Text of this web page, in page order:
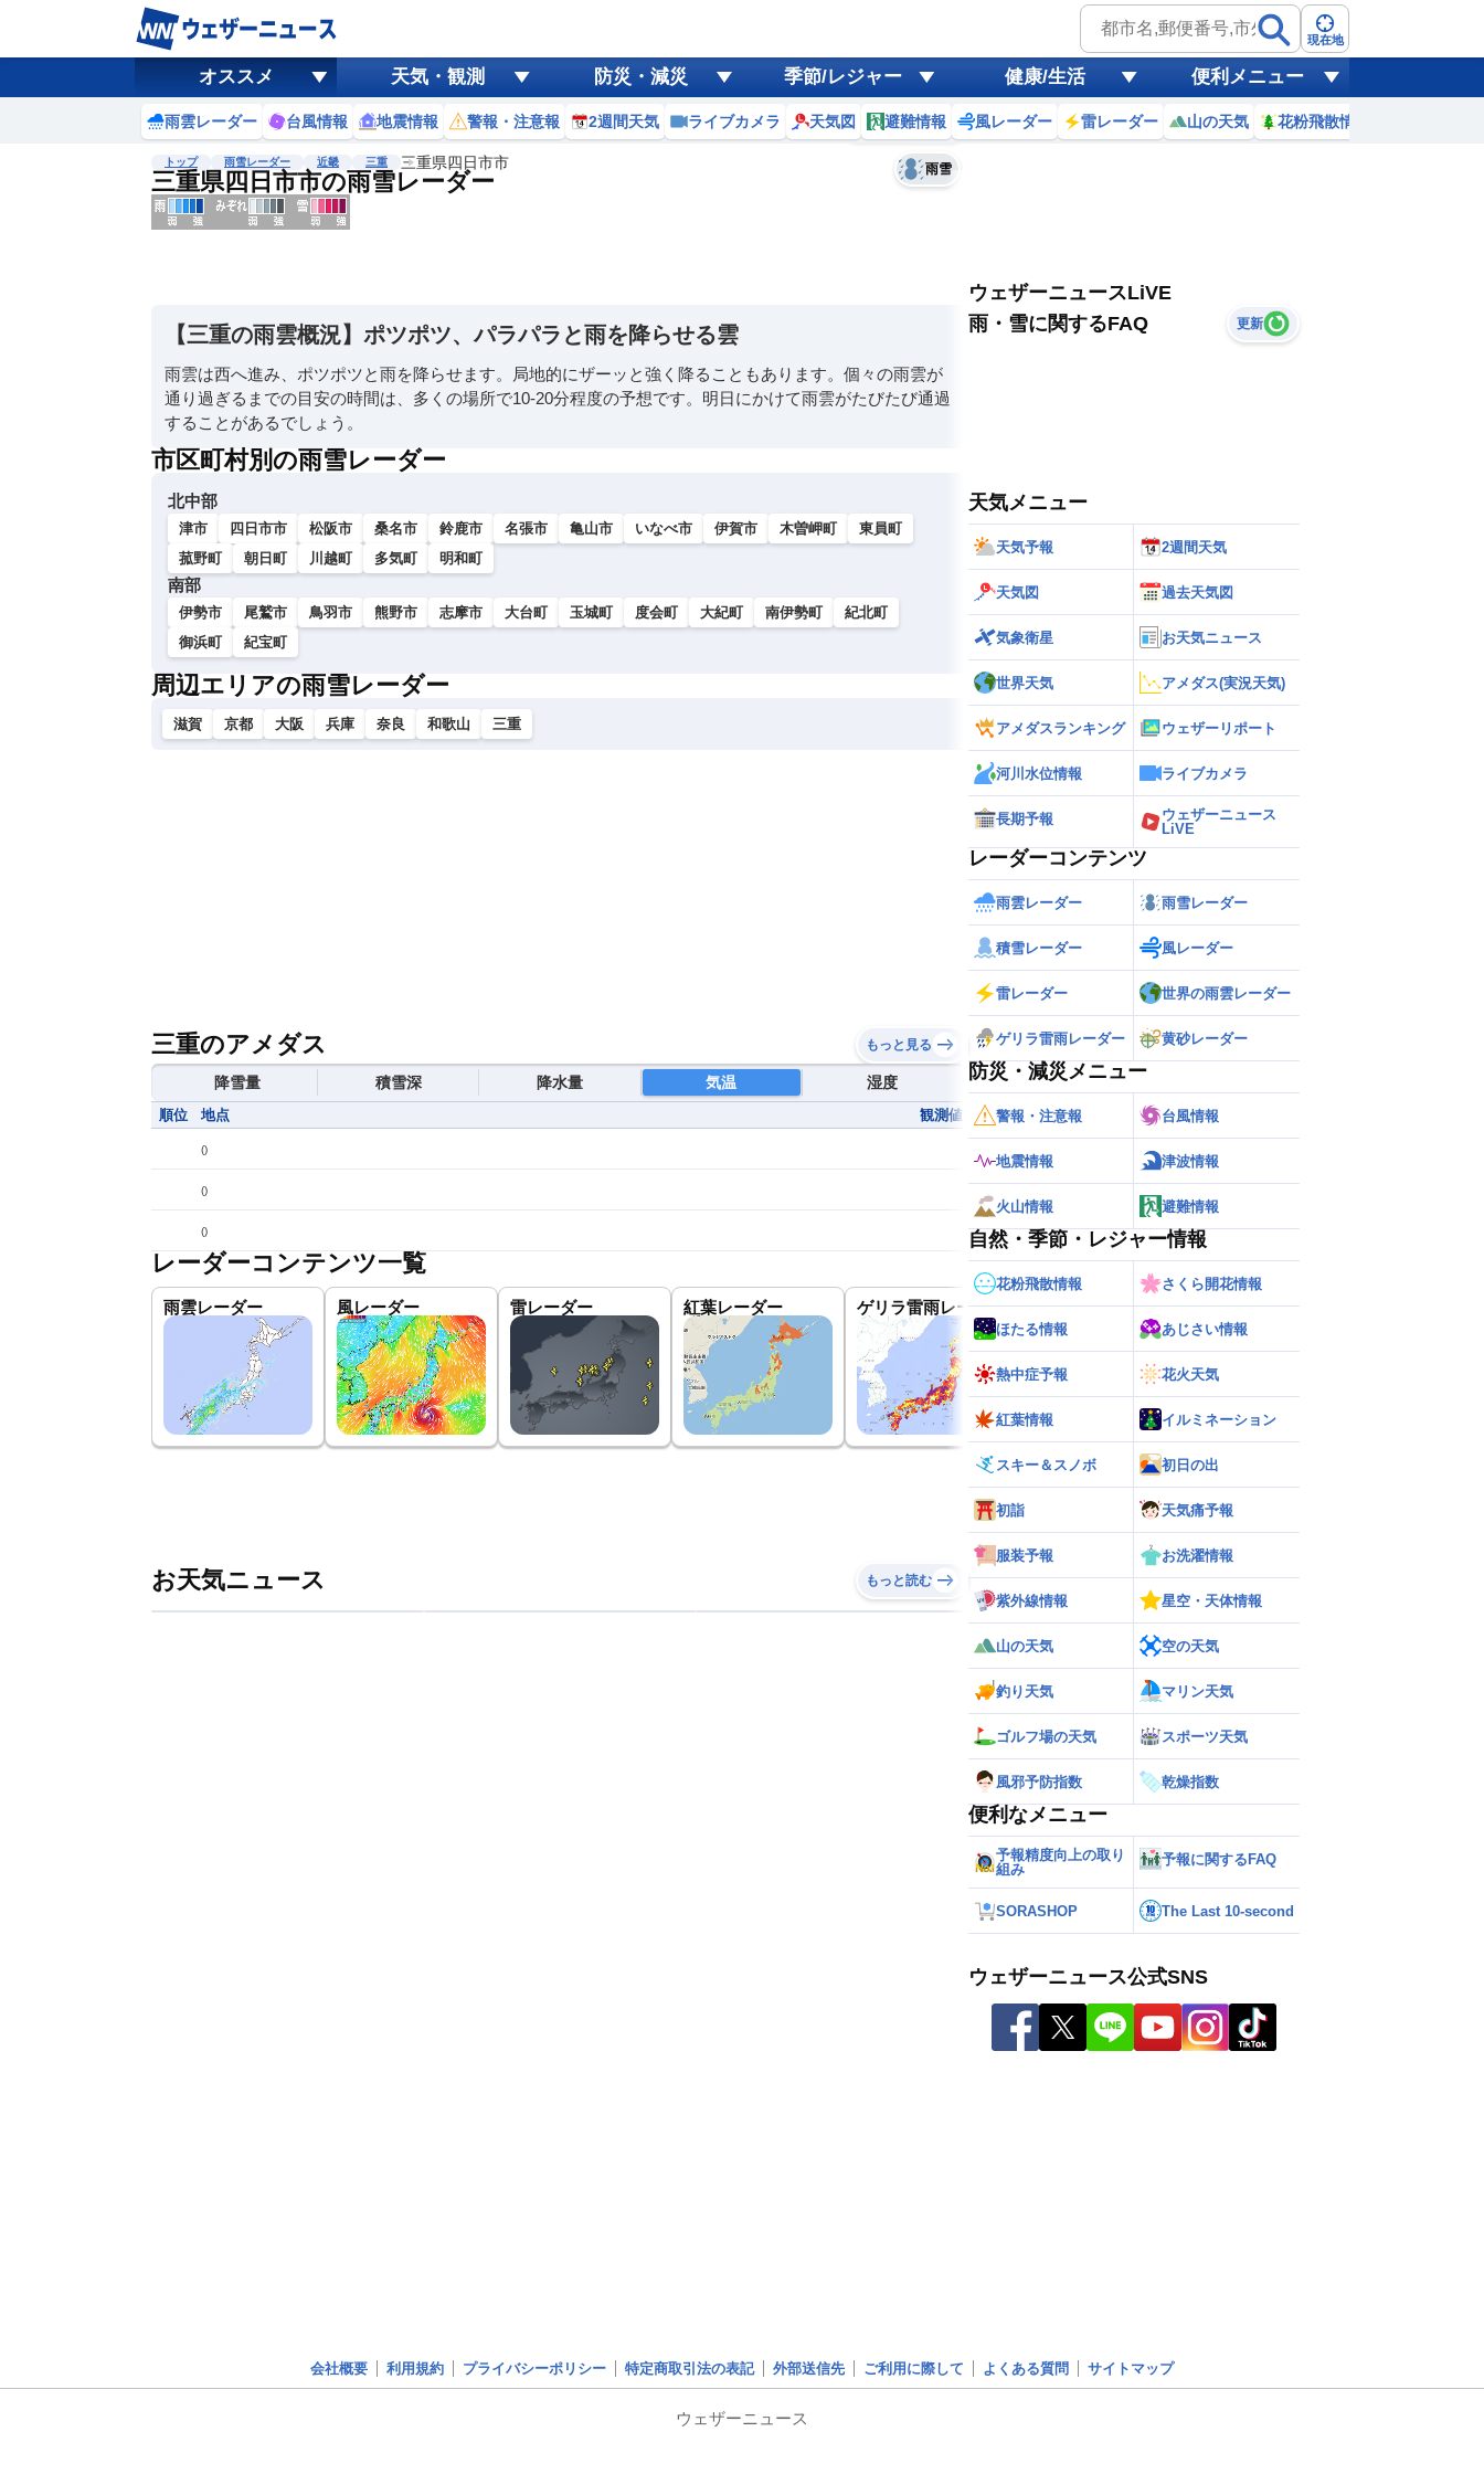
現在地
オススメ 天気・観測 防災・減災 季節/レジャー 健康/生活 便利メニュー
雨雲レーダー 台風情報 地震情報 警報・注意報 2週間天気 ライブカメラ 天気図 避難情報 風レーダー 雷レーダー 山の天気 花粉飛散情報
トップ 雨雪レーダー 近畿 三重 三重県四日市市
三重県四日市市の雨雪レーダー 雨雪
予報士コメント
黄砂
天気 台風
【三重の雨雲概況】ポツポツ、パラパラと雨を降らせる雲
雨雲は西へ進み、ポツポツと雨を降らせます。局地的にザーッと強く降ることもあります。個々の雨雲が
通り過ぎるまでの目安の時間は、多くの場所で10-20分程度の予想です。明日にかけて雨雲がたびたび通過
することがあるでしょう。
市区町村別の雨雪レーダー
北中部
津市 四日市市 松阪市 桑名市 鈴鹿市 名張市 亀山市 いなべ市 伊賀市 木曽岬町
東員町
菰野町
朝日町 川越町 多気町 明和町
南部
伊勢市 尾鷲市 鳥羽市 熊野市 志摩市 大台町 玉城町 度会町 大紀町 南伊勢町
紀北町
御浜町
紀宝町
周辺エリアの雨雪レーダー
滋賀 京都 大阪 兵庫 奈良 和歌山 三重
三重のアメダス もっと見る
降雪量 積雪深 降水量 気温 湿度
順位 地点 観測値
()
()
()
レーダーコンテンツ一覧
雨雲レーダー 風レーダー 雷レーダー 紅葉レーダー ゲリラ雷雨レーダー 世界の雨雲レーダー
お天気ニュース もっと読む
ウェザーニュースLiVE
雨・雪に関するFAQ
更新
天気メニュー
天気予報 2週間天気
天気図 過去天気図
気象衛星 お天気ニュース
世界天気 アメダス(実況天気)
アメダスランキング ウェザーリポート
河川水位情報 ライブカメラ
長期予報
ウェザーニュース
LiVE
レーダーコンテンツ
雨雲レーダー 雨雪レーダー
積雪レーダー 風レーダー
雷レーダー 世界の雨雲レーダー
ゲリラ雷雨レーダー 黄砂レーダー
防災・減災メニュー
警報・注意報 台風情報
地震情報 津波情報
火山情報 避難情報
自然・季節・レジャー情報
花粉飛散情報 さくら開花情報
ほたる情報 あじさい情報
熱中症予報 花火天気
紅葉情報 イルミネーション
スキー＆スノボ 初日の出
初詣 天気痛予報
服装予報 お洗濯情報
紫外線情報 星空・天体情報
山の天気 空の天気
釣り天気 マリン天気
ゴルフ場の天気 スポーツ天気
風邪予防指数 乾燥指数
便利なメニュー
予報精度向上の取り
組み
予報に関するFAQ
SORASHOP The Last 10-second
ウェザーニュース公式SNS
会社概要 利用規約 プライバシーポリシー 特定商取引法の表記 外部送信先 ご利用に際して よくある質問 サイトマップ
ウェザーニュース